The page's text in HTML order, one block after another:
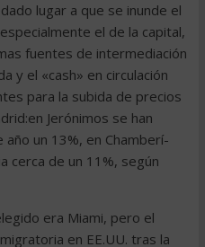
lugar a que se inunde el
el de la capital,
fuentes de intermediación
y el «cash» en circulación
para la subida de precios
Jerónimos se han
un 13%, en Chamberí-
cerca de un 11%, según
era Miami, pero el
en EE.UU. tras la